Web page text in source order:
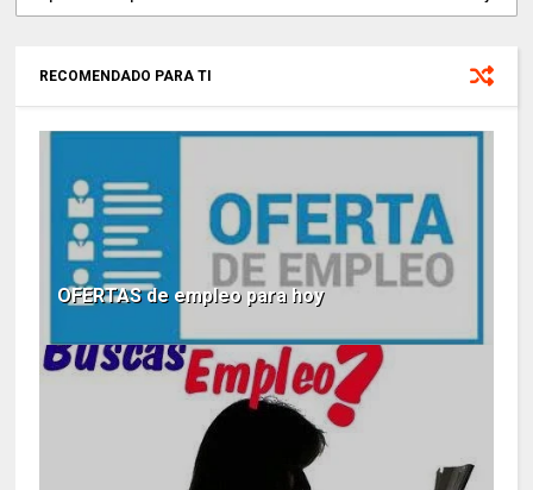
RECOMENDADO PARA TI
OFERTAS de empleo para hoy